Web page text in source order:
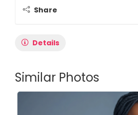
Share
Details
Similar Photos